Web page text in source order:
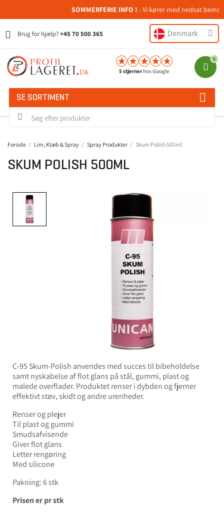
SOMMERFERIE INFO !- Vi kører med nedsat
Brug for hjælp?+45 70 500 365 Denmark
5 stjernerhos Google
SE SORTIMENT
Forside Lim, Klæb & Spray Spray Produkter Skum Polish 500ml
SKUM POLISH 500ML
C-95 Skum-Polish anvendes med succes til bibeholdelse
samt nyskabelse af flot glans på stål, gummi, plast og
malede overflader. Produktet renser i dybden og fjerner
effektivt støv, skidt og andre urenheder.
Renser og plejer
Til plast og gummi
Smudsafvisende
Giver flot glans
Letter rengøring
Med silicone
Pakning: 6 stk
Prisen er pr stk